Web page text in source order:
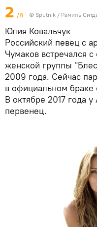
2 /8 © Sputnik / Рамиль
Юлия Ковальчук
Российский певец с
Чумаков встречался
женской группы
2009 года. Сейчас
в официальном браке
В октябре 2017 года
первенец.